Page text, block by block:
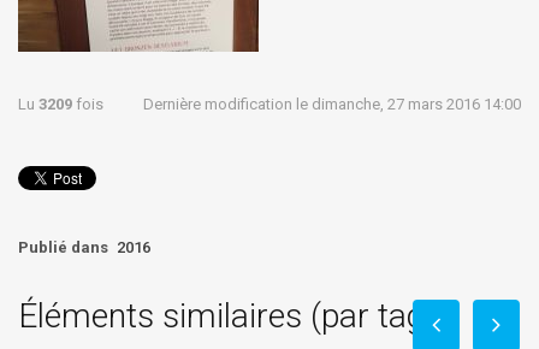
Lu 3209 fois Dernière modification le dimanche, 27 mars 2016 14:00
Publié dans 2016
Éléments similaires (par tag)